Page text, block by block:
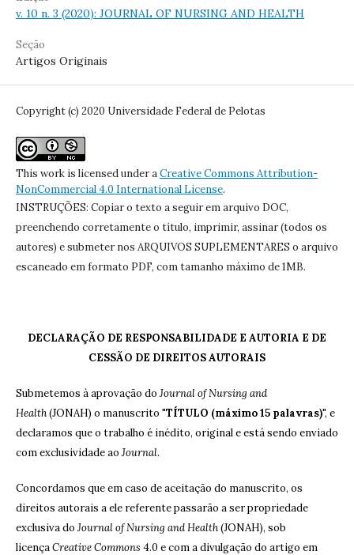
v. 10 n. 3 (2020): JOURNAL OF NURSING AND HEALTH
Seção
Artigos Originais
Copyright (c) 2020 Universidade Federal de Pelotas
This work is licensed under aCreative Commons Attribution-
NonCommercial 4.0 International License.
INSTRUÇÕES: Copiar o texto a seguir em arquivo DOC,
preenchendo corretamente o título, imprimir, assinar (todos os
autores) e submeter nos ARQUIVOS SUPLEMENTARES o arquivo
escaneado em formato PDF, com tamanho máximo de 1MB.
DECLARAÇÃO DE RESPONSABILIDADE E AUTORIA E DE
CESSÃO DE DIREITOS AUTORAIS
Submetemos à aprovação do Journal of Nursing and
Health(JONAH) o manuscrito "TÍTULO (máximo 15 palavras)", e
declaramos que o trabalho é inédito, original e está sendo enviado
com exclusividade ao Journal.
Concordamos que em caso de aceitação do manuscrito, os
direitos autorais a ele referente passarão a ser propriedade
exclusiva do Journal of Nursing and Health(JONAH), sob
licençaCreative Commons 4.0 e com a divulgação do artigo em